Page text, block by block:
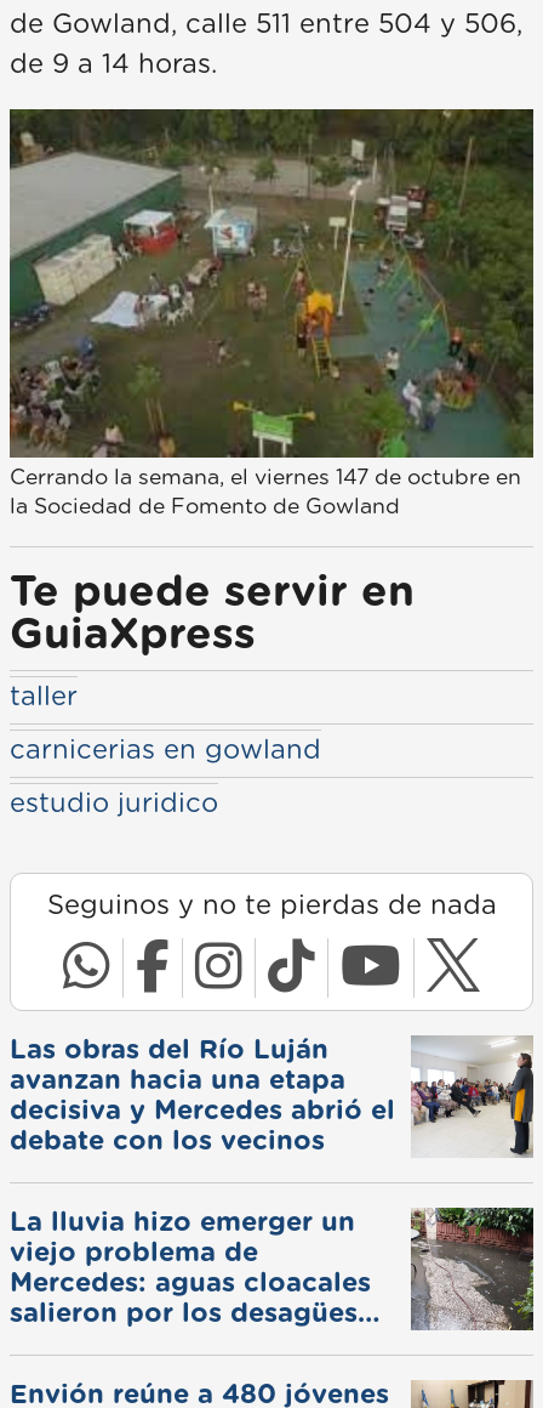
de Gowland, calle 511 entre 504 y 506,
de 9 a 14 horas.
Cerrando la semana, el viernes 147 de octubre en
la Sociedad de Fomento de Gowland
Te puede servir en
GuiaXpress
taller
carnicerias en gowland
estudio juridico
Seguinos y no te pierdas de nada
Las obras del Río Luján
avanzan hacia una etapa
decisiva y Mercedes abrió el
debate con los vecinos
La lluvia hizo emerger un
viejo problema de
Mercedes: aguas cloacales
salieron por los desagües
Envión reúne a 480 jóvenes